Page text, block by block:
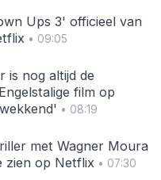
Ups 3' officieel van
• 09:05
is nog altijd de
film op
• 08:19
met Wagner Moura
zien op Netflix • 07:30